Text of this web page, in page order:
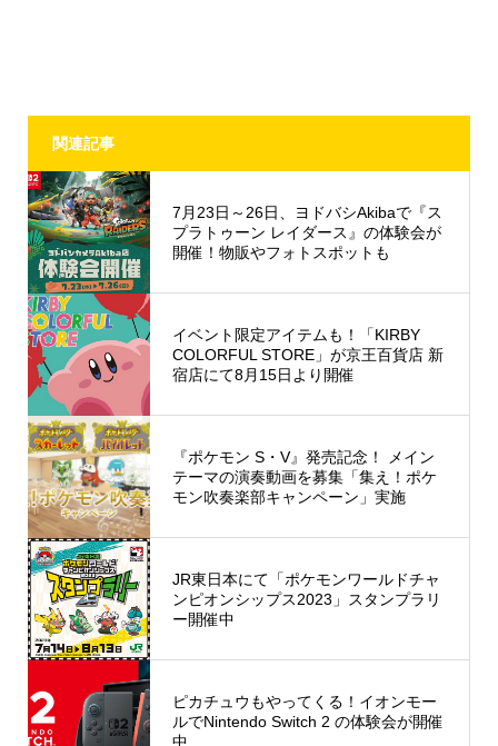
関連記事
7月23日～26日、ヨドバシAkibaで『ス
プラトゥーン レイダース』の体験会が
開催！物販やフォトスポットも
イベント限定アイテムも！「KIRBY
COLORFUL STORE」が京王百貨店 新
宿店にて8月15日より開催
『ポケモン S・V』発売記念！ メイン
テーマの演奏動画を募集「集え！ポケ
モン吹奏楽部キャンペーン」実施
JR東日本にて「ポケモンワールドチャ
ンピオンシップス2023」スタンプラリ
ー開催中
ピカチュウもやってくる！イオンモー
ルでNintendo Switch 2 の体験会が開催
中